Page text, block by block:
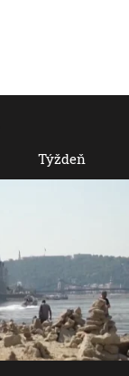
Týždeň